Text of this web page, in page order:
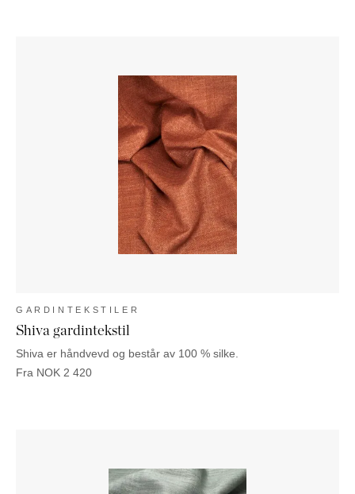
GARDINTEKSTILER
Shiva gardintekstil
Shiva er håndvevd og består av 100 % silke.
Fra NOK 2 420